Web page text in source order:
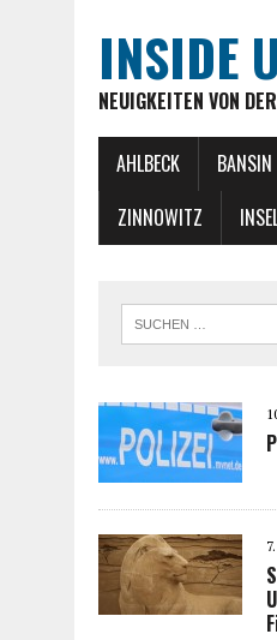
INSIDE
NEUIGKEITEN VON
AHLBECK BANSIN
ZINNOWITZ